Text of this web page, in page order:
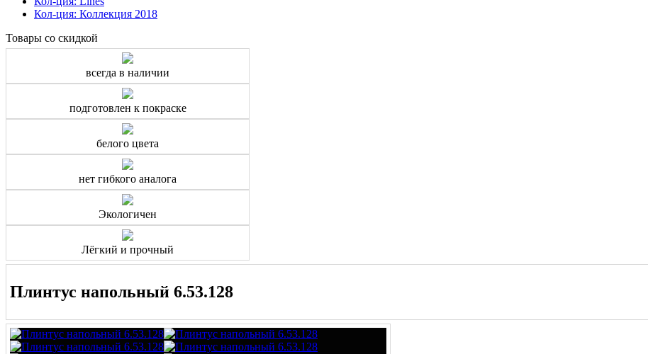
Кол-ция: Коллекция 2018
Товары со скидкой
всегда в наличии
подготовлен к покраске
белого цвета
нет гибкого аналога
Экологичен
Лёгкий и прочный
Плинтус напольный 6.53.128